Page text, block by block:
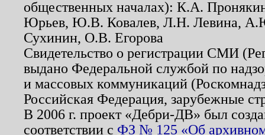
общественных началах): К.А.
Юрьев, Ю.В. Ковалев, Л.Н. Левина,
Сухинин, О.В. Егорова
Свидетельство о регистрации СМИ
выдано Федеральной службой по
и массовых коммуникаций
Российская Федерация, зарубежные
В 2006 г. проект «Дебри-ДВ» был
соответствии с ФЗ № 125 «Об